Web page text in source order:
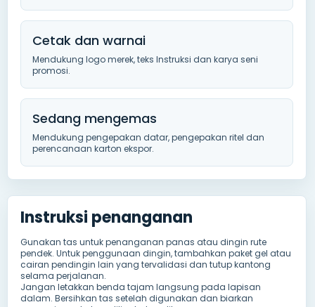
Cetak dan warnai
Mendukung logo merek, teks Instruksi dan karya seni
promosi.
Sedang mengemas
Mendukung pengepakan datar, pengepakan ritel dan
perencanaan karton ekspor.
Instruksi penanganan
Gunakan tas untuk penanganan panas atau dingin rute
pendek. Untuk penggunaan dingin, tambahkan paket gel atau
cairan pendingin lain yang tervalidasi dan tutup kantong
selama perjalanan.
Jangan letakkan benda tajam langsung pada lapisan
dalam. Bersihkan tas setelah digunakan dan biarkan